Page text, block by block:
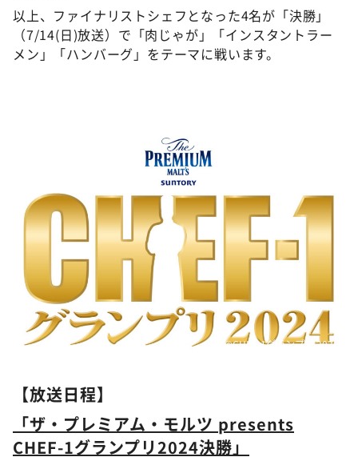
以上、ファイナリストシェフとなった4名が「決勝」
（7/14(日)放送）で「肉じゃが」「インスタントラー
メン」「ハンバーグ」をテーマに戦います。
©️CHEF-1グランプリ 2024
【放送日程】
「ザ・プレミアム・モルツ presents
CHEF-1グランプリ2024決勝」